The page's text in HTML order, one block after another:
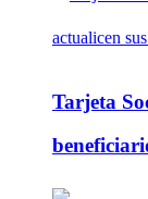
Tarjeta